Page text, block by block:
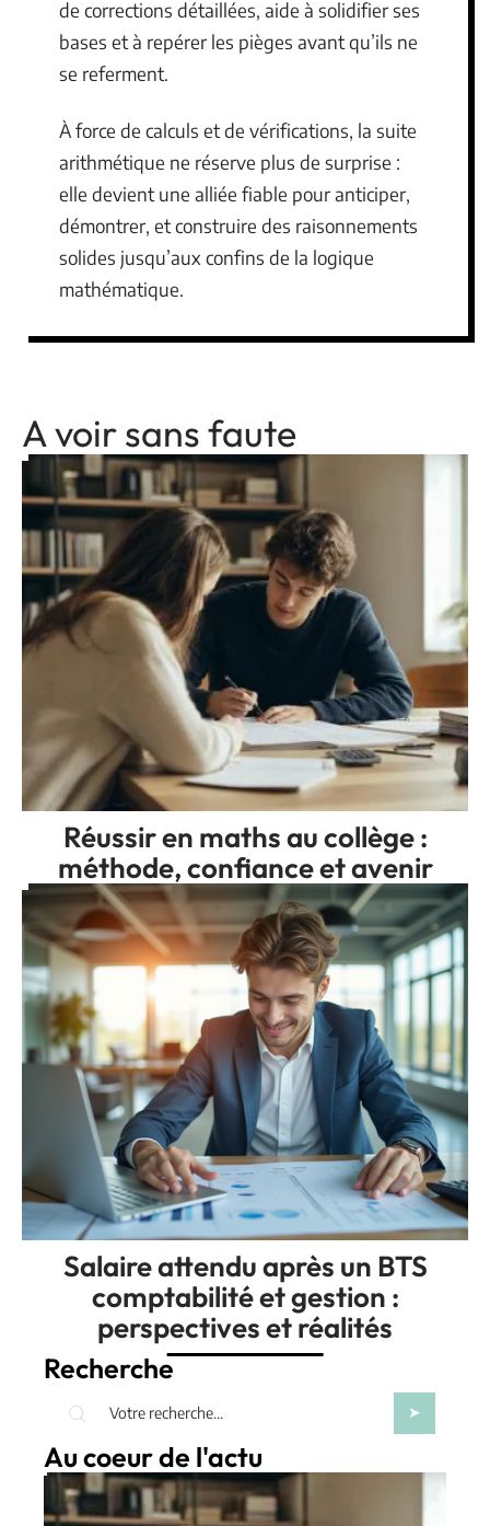
de corrections détaillées, aide à solidifier ses
bases et à repérer les pièges avant qu’ils ne
se referment.
À force de calculs et de vérifications, la suite
arithmétique ne réserve plus de surprise :
elle devient une alliée fiable pour anticiper,
démontrer, et construire des raisonnements
solides jusqu’aux confins de la logique
mathématique.
A voir sans faute
Réussir en maths au collège :
méthode, confiance et avenir
Salaire attendu après un BTS
comptabilité et gestion :
perspectives et réalités
Recherche
Au coeur de l'actu